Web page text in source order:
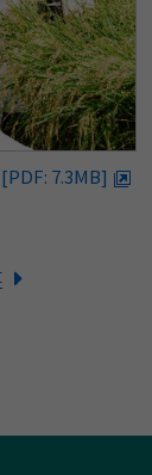
[PDF: 7.3MB]